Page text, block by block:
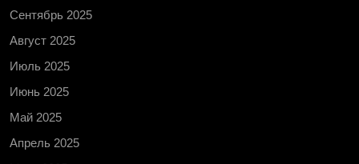
Сентябрь 2025
Август 2025
Июль 2025
Июнь 2025
Май 2025
Апрель 2025